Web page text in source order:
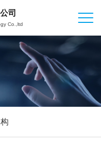
司
Co.,ltd